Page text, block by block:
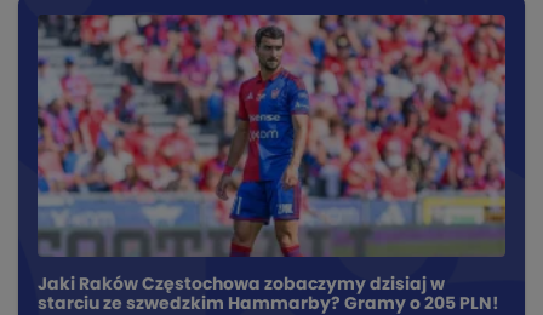
Jaki Raków Częstochowa zobaczymy dzisiaj w
starciu ze szwedzkim Hammarby? Gramy o 205 PLN!